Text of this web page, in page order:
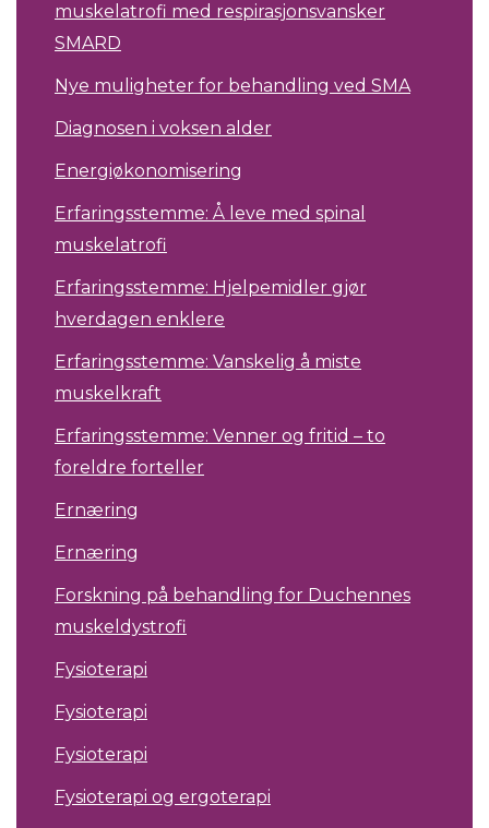
muskelatrofi med respirasjonsvansker
SMARD
Nye muligheter for behandling ved SMA
Diagnosen i voksen alder
Energiøkonomisering
Erfaringsstemme: Å leve med spinal
muskelatrofi
Erfaringsstemme: Hjelpemidler gjør
hverdagen enklere
Erfaringsstemme: Vanskelig å miste
muskelkraft
Erfaringsstemme: Venner og fritid – to
foreldre forteller
Ernæring
Ernæring
Forskning på behandling for Duchennes
muskeldystrofi
Fysioterapi
Fysioterapi
Fysioterapi
Fysioterapi og ergoterapi